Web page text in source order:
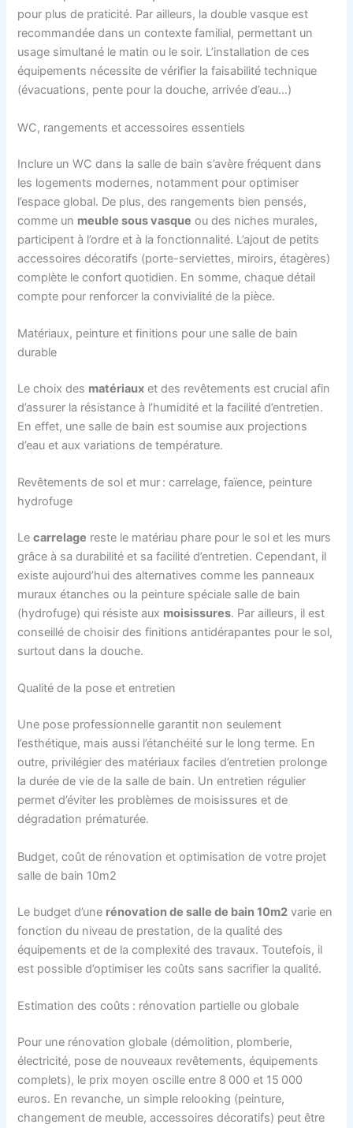
pour plus de praticité. Par ailleurs, la double vasque est
recommandée dans un contexte familial, permettant un
usage simultané le matin ou le soir. L’installation de ces
équipements nécessite de vérifier la faisabilité technique
(évacuations, pente pour la douche, arrivée d’eau…)
WC, rangements et accessoires essentiels
Inclure un WC dans la salle de bain s’avère fréquent dans
les logements modernes, notamment pour optimiser
l’espace global. De plus, des rangements bien pensés,
comme un meuble sous vasque ou des niches murales,
participent à l’ordre et à la fonctionnalité. L’ajout de petits
accessoires décoratifs (porte-serviettes, miroirs, étagères)
complète le confort quotidien. En somme, chaque détail
compte pour renforcer la convivialité de la pièce.
Matériaux, peinture et finitions pour une salle de bain
durable
Le choix des matériaux et des revêtements est crucial afin
d’assurer la résistance à l’humidité et la facilité d’entretien.
En effet, une salle de bain est soumise aux projections
d’eau et aux variations de température.
Revêtements de sol et mur : carrelage, faïence, peinture
hydrofuge
Lecarrelage reste le matériau phare pour le sol et les murs
grâce à sa durabilité et sa facilité d’entretien. Cependant, il
existe aujourd’hui des alternatives comme les panneaux
muraux étanches ou la peinture spéciale salle de bain
(hydrofuge) qui résiste aux moisissures. Par ailleurs, il est
conseillé de choisir des finitions antidérapantes pour le sol,
surtout dans la douche.
Qualité de la pose et entretien
Une pose professionnelle garantit non seulement
l’esthétique, mais aussi l’étanchéité sur le long terme. En
outre, privilégier des matériaux faciles d’entretien prolonge
la durée de vie de la salle de bain. Un entretien régulier
permet d’éviter les problèmes de moisissures et de
dégradation prématurée.
Budget, coût de rénovation et optimisation de votre projet
salle de bain 10m2
Le budget d’une rénovation de salle de bain 10m2 varie en
fonction du niveau de prestation, de la qualité des
équipements et de la complexité des travaux. Toutefois, il
est possible d’optimiser les coûts sans sacrifier la qualité.
Estimation des coûts : rénovation partielle ou globale
Pour une rénovation globale (démolition, plomberie,
électricité, pose de nouveaux revêtements, équipements
complets), le prix moyen oscille entre 8 000 et 15 000
euros. En revanche, un simple relooking (peinture,
changement de meuble, accessoires décoratifs) peut être